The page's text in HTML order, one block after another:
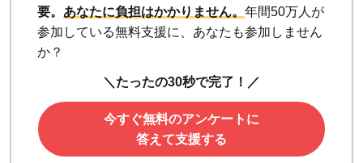
要。 あなたに負担はかかりません。 年間50万人が
参加している無料支援に、あなたも参加しません
か？
＼たったの30秒で完了！／
今すぐ無料のアンケートに
答えて支援する